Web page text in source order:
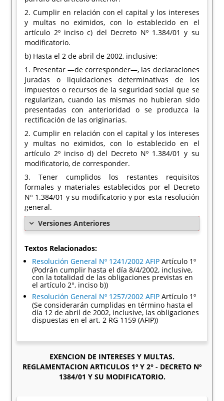
2. Cumplir en relación con el capital y los intereses
y multas no eximidos, con lo establecido en el
artículo 2º inciso c) del Decreto Nº 1.384/01 y su
modificatorio.
b) Hasta el 2 de abril de 2002, inclusive:
1. Presentar —de corresponder—, las declaraciones
juradas o liquidaciones determinativas de los
impuestos o recursos de la seguridad social que se
regularizan, cuando las mismas no hubieran sido
presentadas con anterioridad o se produzca la
rectificación de las originarias.
2. Cumplir en relación con el capital y los intereses
y multas no eximidos, con lo establecido en el
artículo 2º inciso d) del Decreto Nº 1.384/01 y su
modificatorio, de corresponder.
3. Tener cumplidos los restantes requisitos
formales y materiales establecidos por el Decreto
Nº 1.384/01 y su modificatorio y por esta resolución
general.
Versiones Anteriores
Textos Relacionados:
Resolución General Nº 1241/2002 AFIP Artículo 1º
(Podrán cumplir hasta el día 8/4/2002, inclusive,
con la totalidad de las obligaciones previstas en
el artículo 2°, inciso b))
Resolución General Nº 1257/2002 AFIP Artículo 1º
(Se considerarán cumplidas en término hasta el
día 12 de abril de 2002, inclusive, las obligaciones
dispuestas en el art. 2 RG 1159 (AFIP))
EXENCION DE INTERESES Y MULTAS.
REGLAMENTACION ARTICULOS 1º Y 2° - DECRETO Nº
1384/01 Y SU MODIFICATORIO.